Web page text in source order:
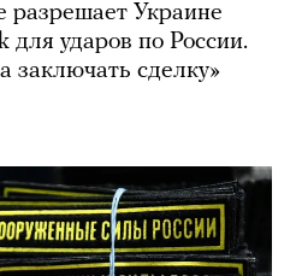
Украине
для ударов по России.
заключать сделку»